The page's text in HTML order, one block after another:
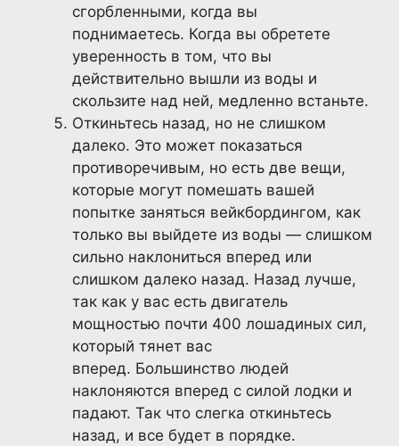
сгорбленными, когда вы
поднимаетесь. Когда вы обретете
уверенность в том, что вы
действительно вышли из воды и
скользите над ней, медленно встаньте.
Откиньтесь назад, но не слишком
далеко. Это может показаться
противоречивым, но есть две вещи,
которые могут помешать вашей
попытке заняться вейкбордингом, как
только вы выйдете из воды — слишком
сильно наклониться вперед или
слишком далеко назад. Назад лучше,
так как у вас есть двигатель
мощностью почти 400 лошадиных сил,
который тянет вас
вперед. Большинство людей
наклоняются вперед с силой лодки и
падают. Так что слегка откиньтесь
назад, и все будет в порядке.